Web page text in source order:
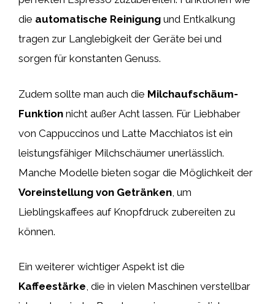
die automatische Reinigung und Entkalkung
tragen zur Langlebigkeit der Geräte bei und
sorgen für konstanten Genuss.
Zudem sollte man auch die Milchaufschäum-
Funktion nicht außer Acht lassen. Für Liebhaber
von Cappuccinos und Latte Macchiatos ist ein
leistungsfähiger Milchschäumer unerlässlich.
Manche Modelle bieten sogar die Möglichkeit der
Voreinstellung von Getränken , um
Lieblingskaffees auf Knopfdruck zubereiten zu
können.
Ein weiterer wichtiger Aspekt ist die
Kaffeestärke, die in vielen Maschinen verstellbar